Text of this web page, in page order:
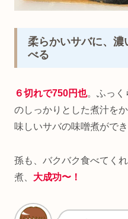
柔らかいサバに、
べる
６切れで750円也。ふっく
のしっかりとした煮汁を
味しいサバの味噌煮がで
孫も、バクバク食べてく
煮、 大成功〜！